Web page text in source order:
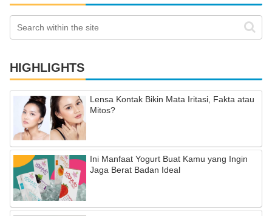
HIGHLIGHTS
Lensa Kontak Bikin Mata Iritasi, Fakta atau
Mitos?
Ini Manfaat Yogurt Buat Kamu yang Ingin
Jaga Berat Badan Ideal